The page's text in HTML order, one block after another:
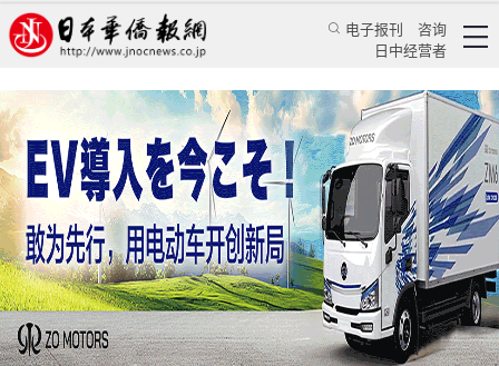
电子报刊
咨询
日中经营者
英国自不量力用台湾问题来挑衅中国
余娟 评论 国际视角
日本华侨报 2022/7/6 14:22:00